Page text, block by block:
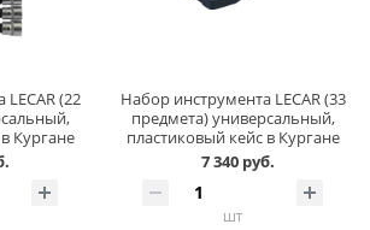
(22
Кургане
Набор инструмента LECAR (33
предмета) универсальный,
пластиковый кейс в Кургане
7 340 руб.
шт